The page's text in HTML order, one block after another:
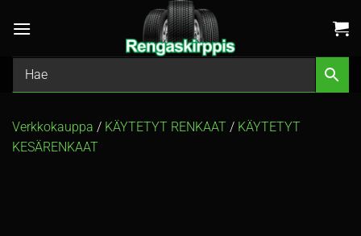
Verkkokauppa / KÄYTETYT RENKAAT / KÄYTETYT
KESÄRENKAAT